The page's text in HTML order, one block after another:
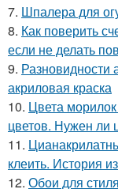
7. Шпалера для
8. Как поверить
если не делать
9. Разновидности
акриловая краска
10. Цвета
цветов. Нужен ли
11.
клеить. История
12. Обои для